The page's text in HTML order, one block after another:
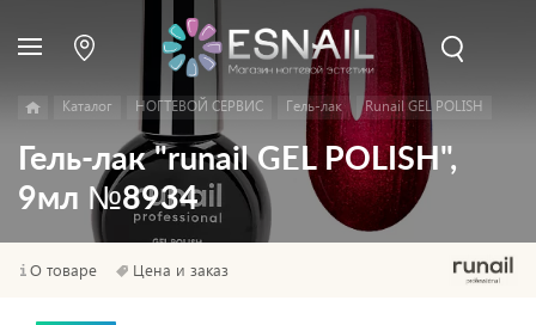
Каталог НОГТЕВОЙ СЕРВИС Гель-лак Runail GEL POLISH
Гель-лак "runail GEL POLISH",
9мл №8934
О товаре Цена и заказ